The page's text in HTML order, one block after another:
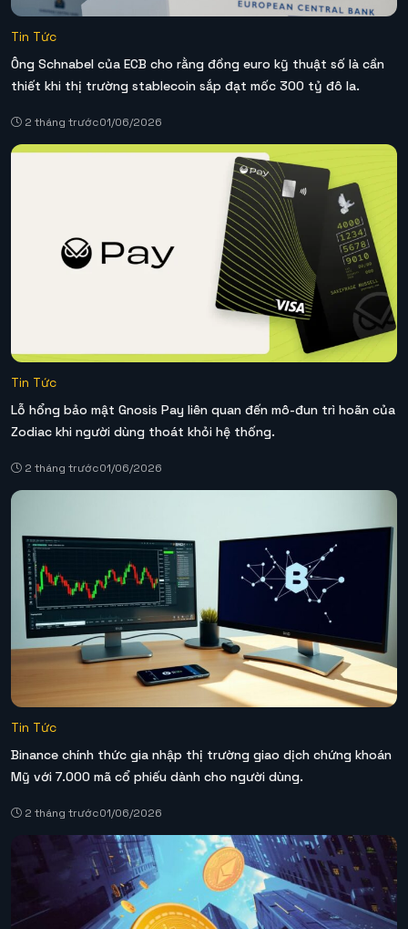
Tin Tức
Ông Schnabel của ECB cho rằng đồng euro kỹ thuật số là cần
thiết khi thị trường stablecoin sắp đạt mốc 300 tỷ đô la.
2 tháng trước01/06/2026
Tin Tức
Lỗ hổng bảo mật Gnosis Pay liên quan đến mô-đun trì hoãn của
Zodiac khi người dùng thoát khỏi hệ thống.
2 tháng trước01/06/2026
Tin Tức
Binance chính thức gia nhập thị trường giao dịch chứng khoán
Mỹ với 7.000 mã cổ phiếu dành cho người dùng.
2 tháng trước01/06/2026